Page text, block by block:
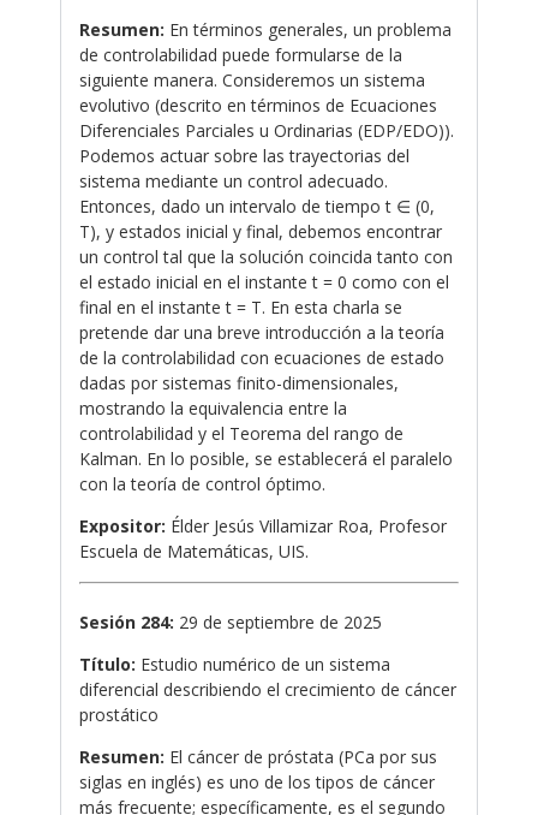
Resumen: En términos generales, un problema
de controlabilidad puede formularse de la
siguiente manera. Consideremos un sistema
evolutivo (descrito en términos de Ecuaciones
Diferenciales Parciales u Ordinarias (EDP/EDO)).
Podemos actuar sobre las trayectorias del
sistema mediante un control adecuado.
Entonces, dado un intervalo de tiempo t ∈ (0,
T), y estados inicial y final, debemos encontrar
un control tal que la solución coincida tanto con
el estado inicial en el instante t = 0 como con el
final en el instante t = T. En esta charla se
pretende dar una breve introducción a la teoría
de la controlabilidad con ecuaciones de estado
dadas por sistemas finito-dimensionales,
mostrando la equivalencia entre la
controlabilidad y el Teorema del rango de
Kalman. En lo posible, se establecerá el paralelo
con la teoría de control óptimo.
Expositor: Élder Jesús Villamizar Roa, Profesor
Escuela de Matemáticas, UIS.
Sesión 284: 29 de septiembre de 2025
Título: Estudio numérico de un sistema
diferencial describiendo el crecimiento de cáncer
prostático
Resumen: El cáncer de próstata (PCa por sus
siglas en inglés) es uno de los tipos de cáncer
más frecuente; específicamente, es el segundo